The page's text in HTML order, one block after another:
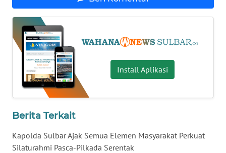
Install Aplikasi
Berita Terkait
Kapolda Sulbar Ajak Semua Elemen Masyarakat Perkuat
Silaturahmi Pasca-Pilkada Serentak
WN
NUSANTARA
WN
JOGJA
WN
JATIM
WN
BALI